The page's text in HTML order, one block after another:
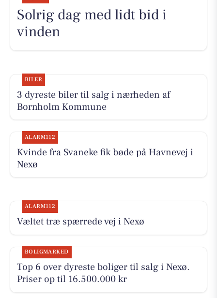
Solrig dag med lidt bid i
vinden
BILER
3 dyreste biler til salg i nærheden af
Bornholm Kommune
ALARM112
Kvinde fra Svaneke fik bøde på Havnevej i
Nexø
ALARM112
Væltet træ spærrede vej i Nexø
BOLIGMARKED
Top 6 over dyreste boliger til salg i Nexø.
Priser op til 16.500.000 kr